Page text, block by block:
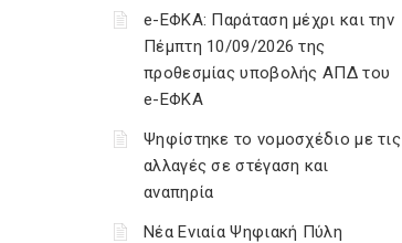
e-ΕΦΚΑ: Παράταση μέχρι και την
Πέμπτη 10/09/2026 της
προθεσμίας υποβολής ΑΠΔ του
e-ΕΦΚΑ
Ψηφίστηκε το νομοσχέδιο με τις
αλλαγές σε στέγαση και
αναπηρία
Νέα Ενιαία Ψηφιακή Πύλη